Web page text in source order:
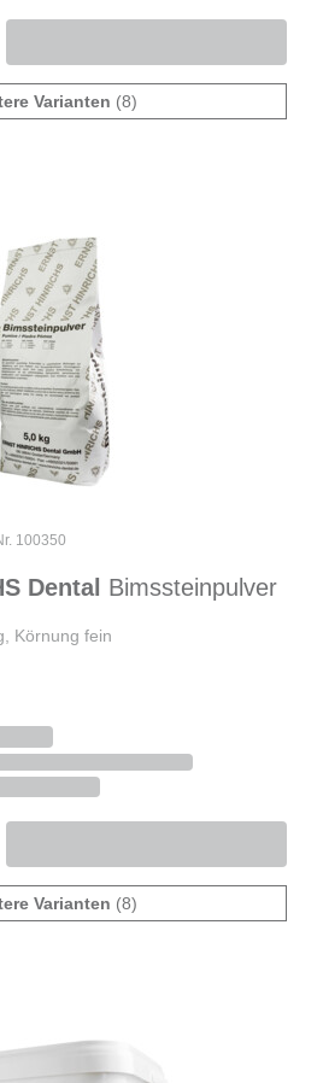
Varianten (8)
100350
Dental Bimssteinpulver
Körnung fein
Varianten (8)